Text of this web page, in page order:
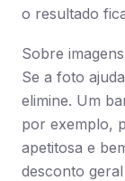
o resultado
Sobre
Se a foto
elimine. Um
por exemplo,
apetitosa e
desconto